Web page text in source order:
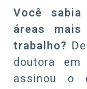
Você
áreas
trabalho?
doutora em
assinou o